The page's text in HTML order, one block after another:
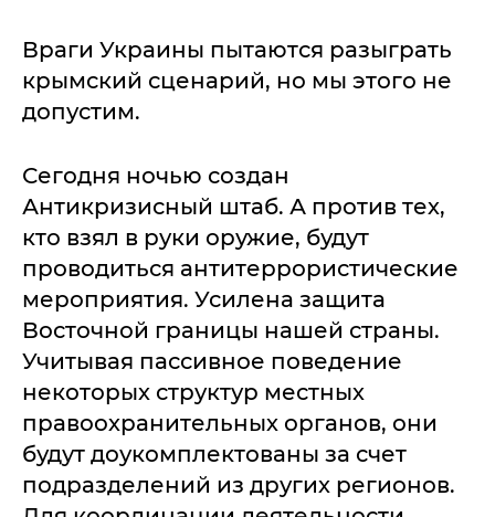
Враги Украины пытаются разыграть
крымский сценарий, но мы этого не
допустим.
Сегодня ночью создан
Антикризисный штаб. А против тех,
кто взял в руки оружие, будут
проводиться антитеррористические
мероприятия. Усилена защита
Восточной границы нашей страны.
Учитывая пассивное поведение
некоторых структур местных
правоохранительных органов, они
будут доукомплектованы за счет
подразделений из других регионов.